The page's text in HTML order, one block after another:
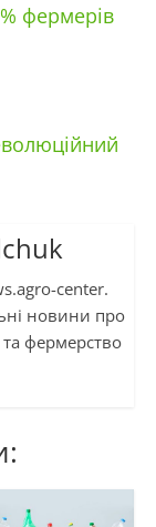
фермерів
center.
новини про
та фермерство